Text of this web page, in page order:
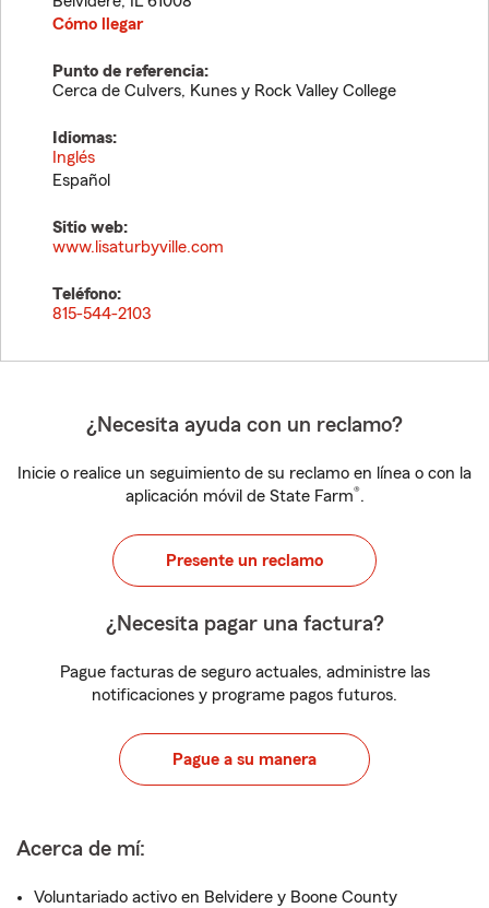
Cómo llegar
Punto de referencia:
Cerca de Culvers, Kunes y Rock Valley College
Idiomas:
Inglés
Español
Sitio web:
www.lisaturbyville.com
Teléfono:
815-544-2103
¿Necesita ayuda con un reclamo?
Inicie o realice un seguimiento de su reclamo en línea o con la
aplicación móvil de State Farm®.
Presente un reclamo
¿Necesita pagar una factura?
Pague facturas de seguro actuales, administre las
notificaciones y programe pagos futuros.
Pague a su manera
Acerca de mí:
Voluntariado activo en Belvidere y Boone County